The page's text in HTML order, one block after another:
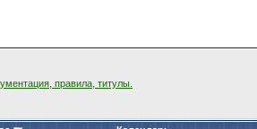
правила, титулы.